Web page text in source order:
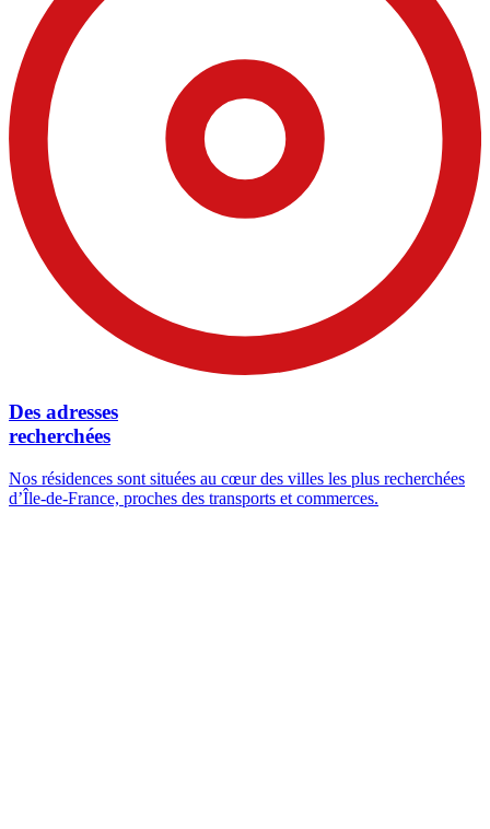
Des adresses
recherchées
Nos résidences sont situées au cœur des villes les plus recherchées
d’Île-de-France, proches des transports et commerces.